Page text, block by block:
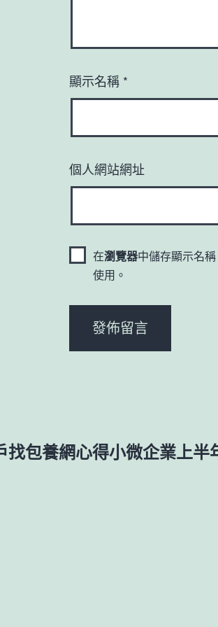
顯示名稱 *
個人網站網址
在瀏覽器中儲存顯示名
使用。
找包養網心得小微企業上半